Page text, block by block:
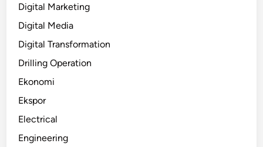
Digital Marketing
Digital Media
Digital Transformation
Drilling Operation
Ekonomi
Ekspor
Electrical
Engineering